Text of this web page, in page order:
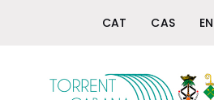
CAT CAS